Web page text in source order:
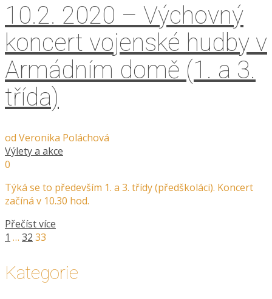
10.2. 2020 – Výchovný
koncert vojenské hudby v
Armádním domě (1. a 3.
třída)
od Veronika Poláchová
Výlety a akce
0
Týká se to především 1. a 3. třídy (předškoláci). Koncert
začíná v 10.30 hod.
Přečíst více
1 … 32 33
Kategorie